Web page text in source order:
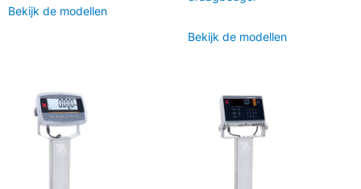
Bekijk de modellen
Bekijk de modellen